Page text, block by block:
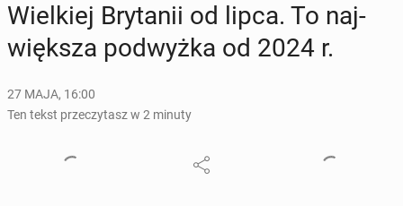
Wiel­kiej Bry­ta­nii od lipca. To naj­
więk­sza pod­wyż­ka od 2024 r.
27 MAJA, 16:00
Ten tekst przeczytasz w 2 minuty